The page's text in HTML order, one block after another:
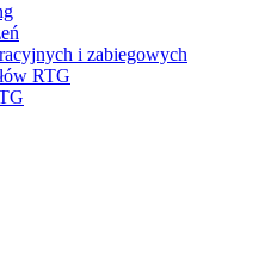
i zabiegowych
RTG